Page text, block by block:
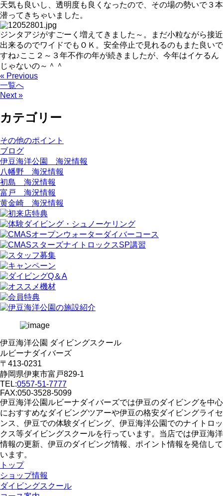
天気も良いし、透明度も良くなったので、その場の勢いで３本
潜ってきちゃいました。
ジンタアジがすごーく増えてきました～。まだ小粒ながら接近
出来るのでワイドでもＯＫ。安全停止で見れるのもまた良いで
すね♪ここ２～３年不作の年が続きましたが、今年はイケるん
じゃないの～＾＾
« Previous
一覧へ
Next »
カテゴリー
その他のポイント
ブログ
伊豆海洋公園 海況情報
八幡野 海況情報
初島 海況情報
富戸 海況情報
黄金崎 海況情報
伊豆海洋公園 ダイビングスクール
ルビーナダイバーズ
〒413-0231
静岡県伊東市富戸829-1
TEL:0557-51-7777
FAX:050-3528-5099
伊豆海洋公園ルビーナダイバーズでは伊豆のダイビングを中心
におすすめなダイビングツアーや伊豆の格安ダイビングライセ
ンス、伊豆での体験ダイビング、伊豆海洋公園でのナイトロッ
クス等ダイビングスクールを行っています。当店では伊豆海洋
情報の更新、伊豆のダイビング情報、ポイント情報を発信して
います。
トップ
ショップ情報
ダイビングスクール